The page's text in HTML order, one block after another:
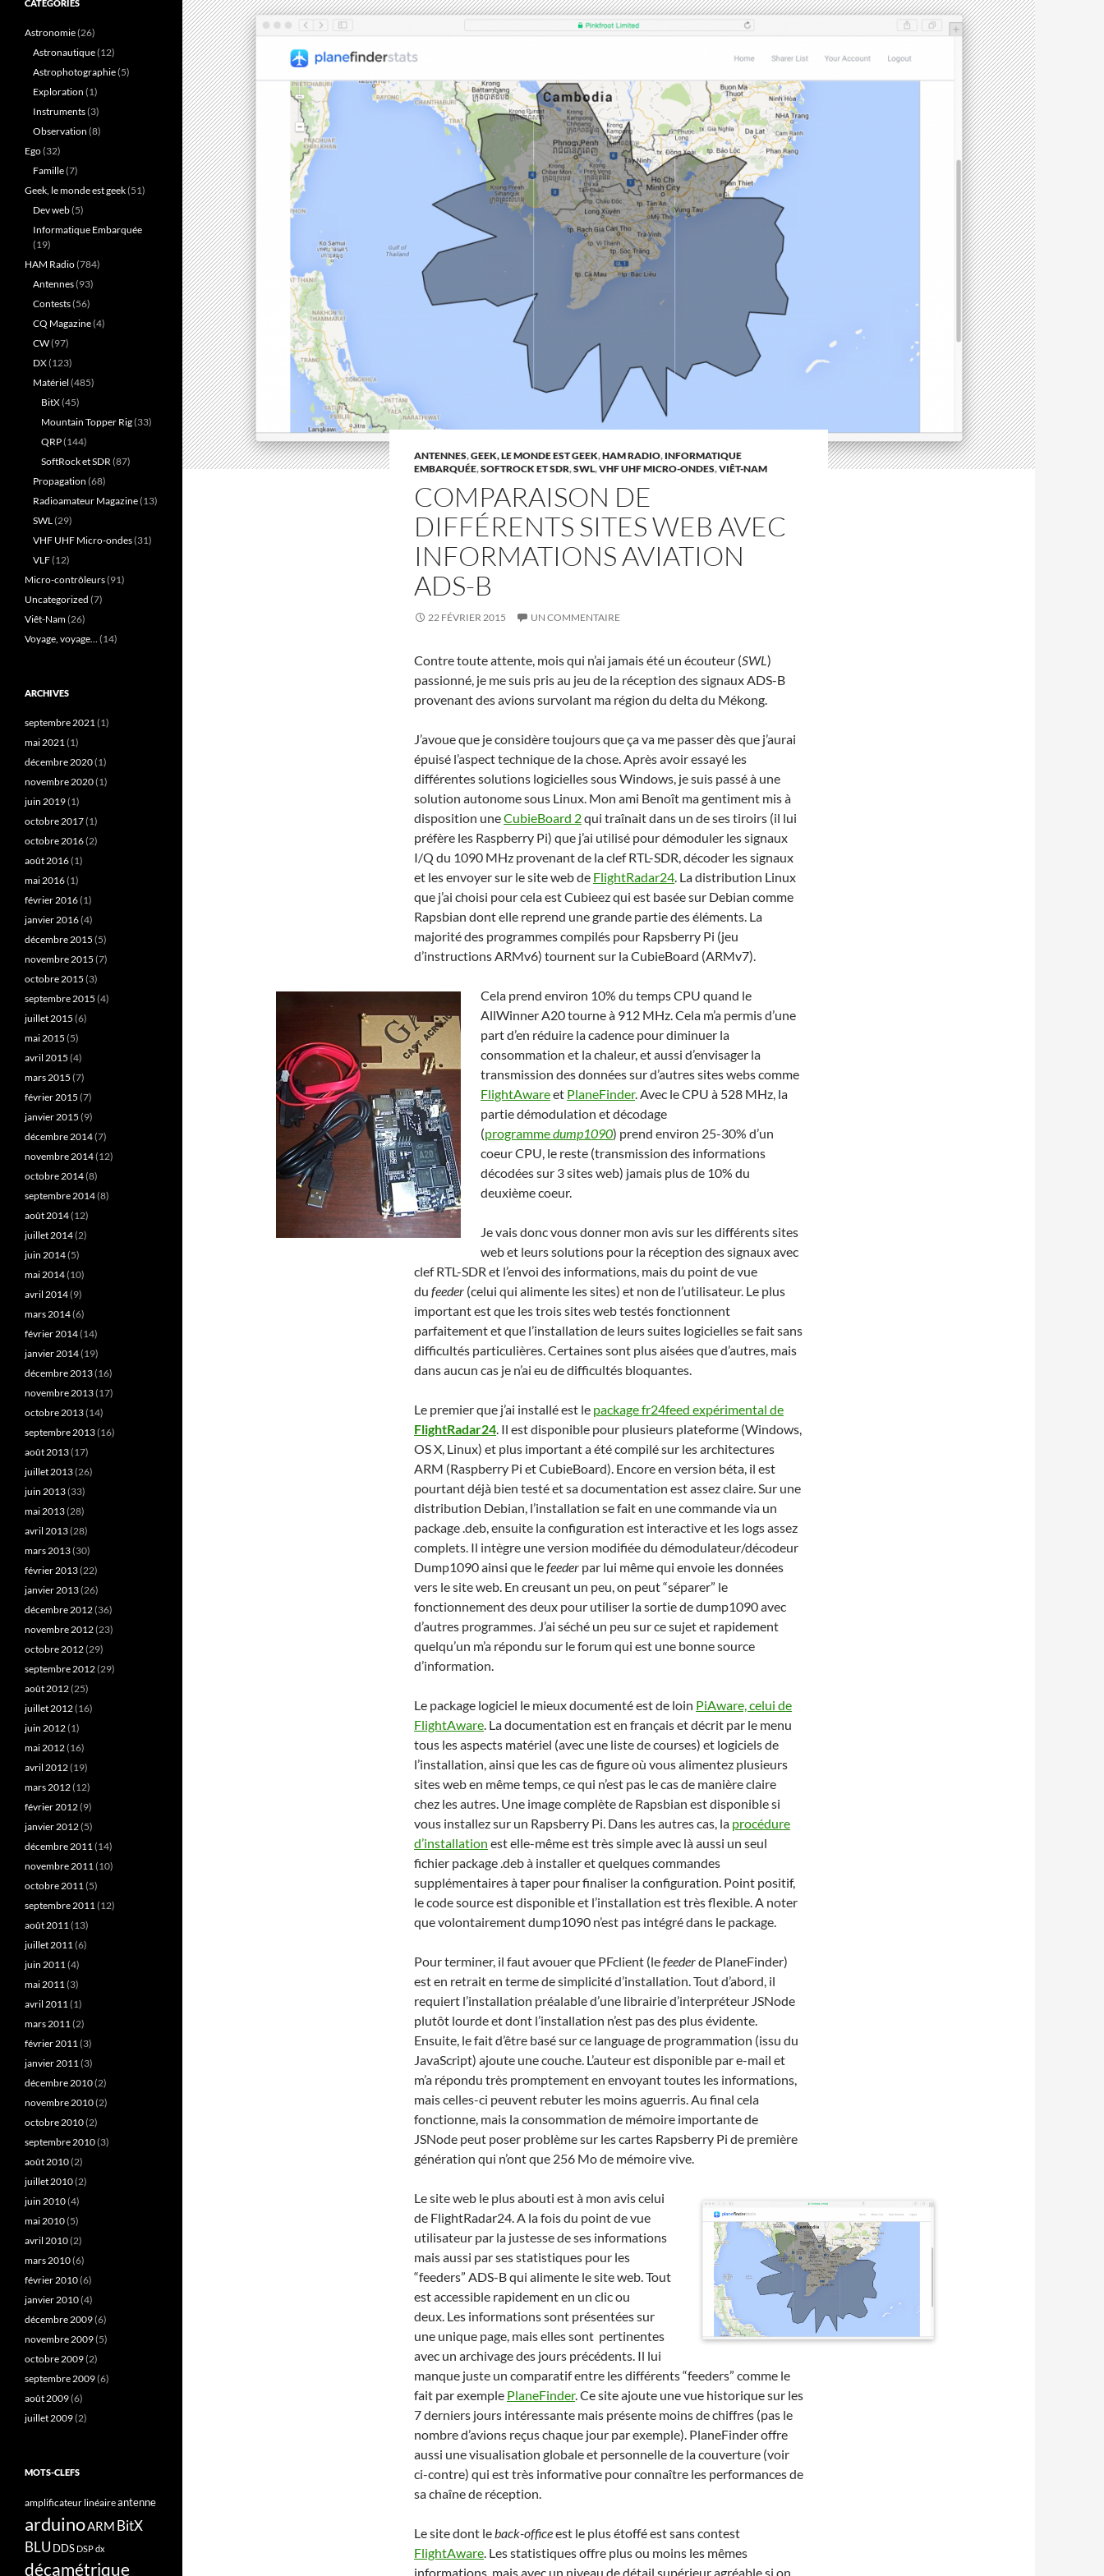
ANTENNES,GEEK, LE MONDE EST GEEK,HAM RADIO, INFORMATIQUE
EMBARQUÉE,SOFTROCK ET SDR,SWL,VHF UHF MICRO-ONDES,VIÊT-NAM
COMPARAISON DE
DIFFÉRENTS SITES WEB AVEC
INFORMATIONS AVIATION
ADS-B
22 FÉVRIER 2015 UN COMMENTAIRE
Contre toute attente, mois qui n’ai jamais été un écouteur (SWL )
passionné, je me suis pris au jeu de la réception des signaux ADS-B
provenant des avions survolant ma région du delta du Mékong.
J’avoue que je considère toujours que ça va me passer dès que j’aurai
épuisé l’aspect technique de la chose. Après avoir essayé les
différentes solutions logicielles sous Windows, je suis passé à une
solution autonome sous Linux. Mon ami Benoît ma gentiment mis à
disposition uneCubieBoard 2qui traînait dans un de ses tiroirs (il lui
préfère les Raspberry Pi) que j’ai utilisé pour démoduler les signaux
I/Q du 1090 MHz provenant de la clef RTL-SDR, décoder les signaux
et les envoyer sur le site web de FlightRadar24 . La distribution Linux
que j’ai choisi pour cela est Cubieez qui est basée sur Debian comme
Rapsbian dont elle reprend une grande partie des éléments. La
majorité des programmes compilés pour Rapsberry Pi (jeu
d’instructions ARMv6) tournent sur la CubieBoard (ARMv7).
Cela prend environ 10% du temps CPU quand le
AllWinner A20 tourne à 912 MHz. Cela m’a permis d’une
part d’en réduire la cadence pour diminuer la
consommation et la chaleur, et aussi d’envisager la
transmission des données sur d’autres sites webs comme
FlightAwareet PlaneFinder. Avec le CPU à 528 MHz, la
partie démodulation et décodage
(programmedump1090) prend environ 25-30% d’un
coeur CPU, le reste (transmission des informations
décodées sur 3 sites web) jamais plus de 10% du
deuxième coeur.
Je vais donc vous donner mon avis sur les différents sites
web et leurs solutions pour la réception des signaux avec
clef RTL-SDR et l’envoi des informations, mais du point de vue
du feeder (celui qui alimente les sites) et non de l’utilisateur. Le plus
important est que les trois sites web testés fonctionnent
parfaitement et que l’installation de leurs suites logicielles se fait sans
difficultés particulières. Certaines sont plus aisées que d’autres, mais
dans aucun cas je n’ai eu de difficultés bloquantes.
Le premier que j’ai installé est le package fr24feed expérimental de
FlightRadar24 . Il est disponible pour plusieurs plateforme (Windows,
OS X, Linux) et plus important a été compilé sur les architectures
ARM (Raspberry Pi et CubieBoard). Encore en version béta, il est
pourtant déjà bien testé et sa documentation est assez claire. Sur une
distribution Debian, l’installation se fait en une commande via un
package .deb, ensuite la configuration est interactive et les logs assez
complets. Il intègre une version modifiée du démodulateur/décodeur
Dump1090 ainsi que lefeeder par lui même qui envoie les données
vers le site web. En creusant un peu, on peut “séparer” le
fonctionnement des deux pour utiliser la sortie de dump1090 avec
d’autres programmes. J’ai séché un peu sur ce sujet et rapidement
quelqu’un m’a répondu sur le forum qui est une bonne source
d’information.
Le package logiciel le mieux documenté est de loin PiAware, celui de
FlightAware . La documentation est en français et décrit par le menu
tous les aspects matériel (avec une liste de courses) et logiciels de
l’installation, ainsi que les cas de figure où vous alimentez plusieurs
sites web en même temps, ce qui n’est pas le cas de manière claire
chez les autres. Une image complète de Rapsbian est disponible si
vous installez sur un Rapsberry Pi. Dans les autres cas, la procédure
d’installation est elle-même est très simple avec là aussi un seul
fichier package .deb à installer et quelques commandes
supplémentaires à taper pour finaliser la configuration. Point positif,
le code source est disponible et l’installation est très flexible. A noter
que volontairement dump1090 n’est pas intégré dans le package.
Pour terminer, il faut avouer que PFclient (lefeederde PlaneFinder)
est en retrait en terme de simplicité d’installation. Tout d’abord, il
requiert l’installation préalable d’une librairie d’interpréteur JSNode
plutôt lourde et dont l’installation n’est pas des plus évidente.
Ensuite, le fait d’être basé sur ce language de programmation (issu du
JavaScript) ajoute une couche. L’auteur est disponible par e-mail et
m’a répondu très promptement en envoyant toutes les informations,
mais celles-ci peuvent rebuter les moins aguerris. Au final cela
fonctionne, mais la consommation de mémoire importante de
JSNode peut poser problème sur les cartes Rapsberry Pi de première
génération qui n’ont que 256 Mo de mémoire vive.
Le site web le plus abouti est à mon avis celui
de FlightRadar24. A la fois du point de vue
utilisateur par la justesse de ses informations
mais aussi par ses statistiques pour les
“feeders” ADS-B qui alimente le site web. Tout
est accessible rapidement en un clic ou
deux. Les informations sont présentées sur
une unique page, mais elles sont pertinentes
avec un archivage des jours précédents. Il lui
manque juste un comparatif entre les différents “feeders” comme le
fait par exemple PlaneFinder. Ce site ajoute une vue historique sur les
7 derniers jours intéressante mais présente moins de chiffres (pas le
nombre d’avions reçus chaque jour par exemple). PlaneFinder offre
aussi une visualisation globale et personnelle de la couverture (voir
ci-contre) qui est très informative pour connaître les performances de
sa chaîne de réception.
Le site dont le back-officeest le plus étoffé est sans contest
FlightAware . Les statistiques offre plus ou moins les mêmes
informations, mais avec un niveau de détail supérieur agréable si on
CATÉGORIES
Astronomie(26)
Astronautique(12)
Astrophotographie(5)
Exploration (1)
Instruments(3)
Observation (8)
Ego(32)
Famille(7)
Geek, le monde est geek(51)
Dev web(5)
Informatique Embarquée
(19)
HAM Radio(784)
Antennes(93)
Contests(56)
CQ Magazine(4)
CW(97)
DX(123)
Matériel (485)
BitX(45)
Mountain Topper Rig(33)
QRP(144)
SoftRock et SDR(87)
Propagation (68)
Radioamateur Magazine(13)
SWL(29)
VHF UHF Micro-ondes(31)
VLF(12)
Micro-contrôleurs(91)
Uncategorized (7)
Viêt-Nam(26)
Voyage, voyage…(14)
ARCHIVES
septembre 2021(1)
mai 2021(1)
décembre 2020(1)
novembre 2020(1)
juin 2019(1)
octobre 2017(1)
octobre 2016(2)
août 2016(1)
mai 2016(1)
février 2016(1)
janvier 2016(4)
décembre 2015 (5)
novembre 2015 (7)
octobre 2015 (3)
septembre 2015 (4)
juillet 2015 (6)
mai 2015 (5)
avril 2015 (4)
mars 2015 (7)
février 2015 (7)
janvier 2015 (9)
décembre 2014(7)
novembre 2014(12)
octobre 2014(8)
septembre 2014(8)
août 2014(12)
juillet 2014(2)
juin 2014(5)
mai 2014(10)
avril 2014(9)
mars 2014(6)
février 2014(14)
janvier 2014(19)
décembre 2013(16)
novembre 2013(17)
octobre 2013(14)
septembre 2013(16)
août 2013(17)
juillet 2013(26)
juin 2013(33)
mai 2013(28)
avril 2013(28)
mars 2013(30)
février 2013(22)
janvier 2013(26)
décembre 2012(36)
novembre 2012(23)
octobre 2012(29)
septembre 2012(29)
août 2012(25)
juillet 2012(16)
juin 2012(1)
mai 2012(16)
avril 2012(19)
mars 2012(12)
février 2012(9)
janvier 2012(5)
décembre 2011(14)
novembre 2011(10)
octobre 2011(5)
septembre 2011(12)
août 2011(13)
juillet 2011(6)
juin 2011(4)
mai 2011(3)
avril 2011(1)
mars 2011(2)
février 2011(3)
janvier 2011(3)
décembre 2010(2)
novembre 2010(2)
octobre 2010(2)
septembre 2010(3)
août 2010(2)
juillet 2010(2)
juin 2010(4)
mai 2010(5)
avril 2010(2)
mars 2010(6)
février 2010(6)
janvier 2010(4)
décembre 2009(6)
novembre 2009(5)
octobre 2009(2)
septembre 2009(6)
août 2009(6)
juillet 2009(2)
MOTS-CLEFS
amplificateur linéaireantenne
arduinoARM BitX
BLU DDS DSPdx
décamétrique